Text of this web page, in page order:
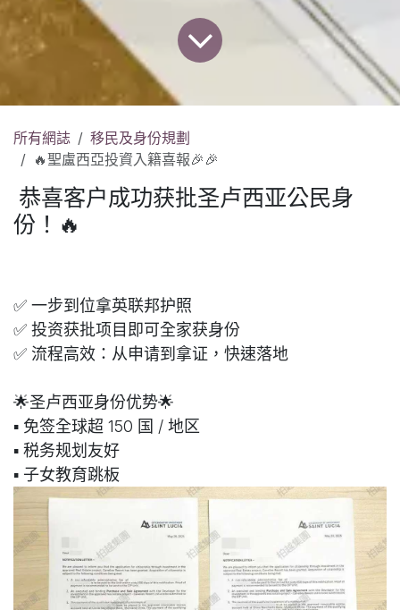
所有網誌
移民及身份規劃
🔥聖盧西亞投資入籍喜報🎉🎉
恭喜客户成功获批圣卢西亚公民身
份！🔥
✅ 一步到位拿英联邦护照
✅ 投资获批项目即可全家获身份
✅ 流程高效：从申请到拿证，快速落地
🌟圣卢西亚身份优势🌟
▪️ 免签全球超 150 国 / 地区
▪️ 税务规划友好
▪️ 子女教育跳板